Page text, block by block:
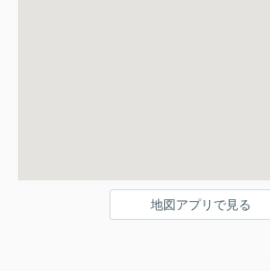
地図アプリで見る